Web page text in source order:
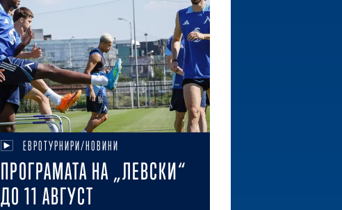
ЕВРОТУРНИРИ/НОВИНИ
ПРОГРАМАТА НА „ЛЕВСКИ“
ДО 11 АВГУСТ